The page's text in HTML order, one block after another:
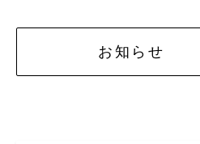
お知らせ